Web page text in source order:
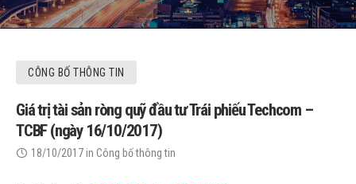
CÔNG BỐ THÔNG TIN
Giá trị tài sản ròng quỹ đầu tư Trái phiếu Techcom –
TCBF (ngày 16/10/2017)
18/10/2017in Công bố thông tin